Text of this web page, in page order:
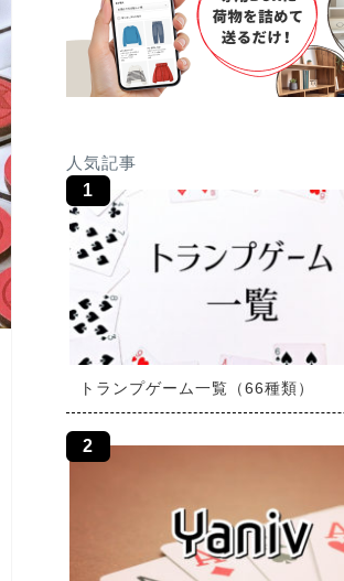
人気記事
トランプゲーム一覧（66種類）